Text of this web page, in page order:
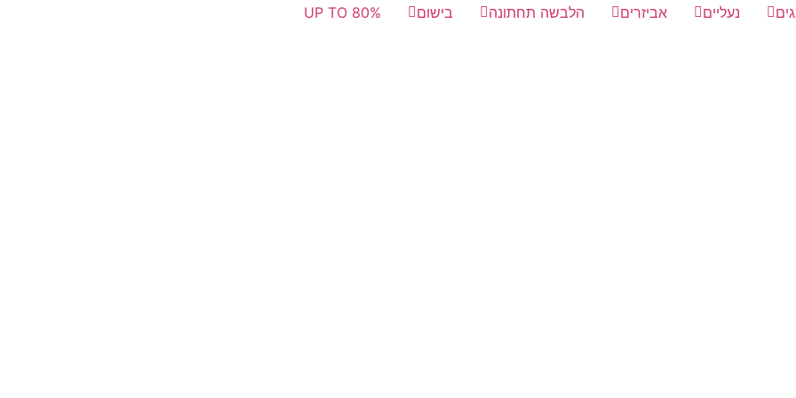
נעליים אביזרים הלבשה תחתונה בישום UP TO 80%